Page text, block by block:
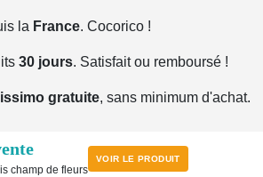
la France. Cocorico !
30 jours. Satisfait ou remboursé !
gratuite, sans minimum d'achat.
champ de fleurs
VOIR LE PRODUIT